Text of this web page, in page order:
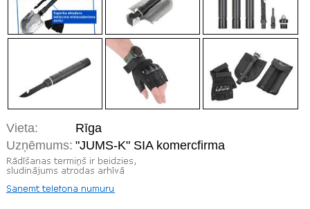
Vieta:
Rīga
Uzņēmums: "JUMS-K" SIA komercfirma